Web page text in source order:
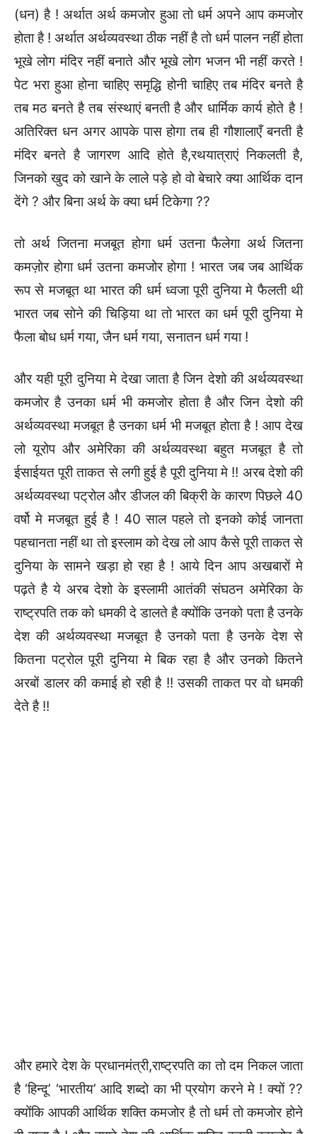
(धन) है ! अर्थात अर्थ कमजोर हुआ तो धर्म अपने आप कमजोर
होता है ! अर्थात अर्थव्यवस्था ठीक नहीं है तो धर्म पालन नहीं होता
भूखे लोग मंदिर नहीं बनाते और भूखे लोग भजन भी नहीं करते !
पेट भरा हुआ होना चाहिए समृद्धि होनी चाहिए तब मंदिर बनते है
तब मठ बनते है तब संस्थाएं बनती है और धार्मिक कार्य होते है !
अतिरिक्त धन अगर आपके पास होगा तब ही गौशालाएँ बनती है
मंदिर बनते है जागरण आदि होते है,रथयात्राएं निकलती है,
जिनको खुद को खाने के लाले पड़े हो वो बेचारे क्या आर्थिक दान
देंगे ? और बिना अर्थ के क्या धर्म टिकेगा ??
तो अर्थ जितना मजबूत होगा धर्म उतना फैलेगा अर्थ जितना
कमज़ोर होगा धर्म उतना कमजोर होगा ! भारत जब जब आर्थिक
रूप से मजबूत था भारत की धर्म ध्वजा पूरी दुनिया मे फैलती थी
भारत जब सोने की चिड़िया था तो भारत का धर्म पूरी दुनिया मे
फैला बोध धर्म गया, जैन धर्म गया, सनातन धर्म गया !
और यही पूरी दुनिया मे देखा जाता है जिन देशो की अर्थव्यवस्था
कमजोर है उनका धर्म भी कमजोर होता है और जिन देशो की
अर्थव्यवस्था मजबूत है उनका धर्म भी मजबूत होता है ! आप देख
लो यूरोप और अमेरिका की अर्थव्यवस्था बहुत मजबूत है तो
ईसाईयत पूरी ताकत से लगी हुई है पूरी दुनिया मे !! अरब देशो की
अर्थव्यवस्था पट्रोल और डीजल की बिक्री के कारण पिछले 40
वर्षो मे मजबूत हुई है ! 40 साल पहले तो इनको कोई जानता
पहचानता नहीं था तो इस्लाम को देख लो आप कैसे पूरी ताकत से
दुनिया के सामने खड़ा हो रहा है ! आये दिन आप अखबारों मे
पढ़ते है ये अरब देशो के इस्लामी आतंकी संघठन अमेरिका के
राष्ट्रपति तक को धमकी दे डालते है क्योंकि उनको पता है उनके
देश की अर्थव्यवस्था मजबूत है उनको पता है उनके देश से
कितना पट्रोल पूरी दुनिया मे बिक रहा है और उनको कितने
अरबों डालर की कमाई हो रही है !! उसकी ताकत पर वो धमकी
देते है !!
और हमारे देश के प्रधानमंत्री,राष्ट्रपति का तो दम निकल जाता
है ‘हिन्दू’ ‘भारतीय’ आदि शब्दो का भी प्रयोग करने मे ! क्यों ??
क्योंकि आपकी आर्थिक शक्ति कमजोर है तो धर्म तो कमजोर होने